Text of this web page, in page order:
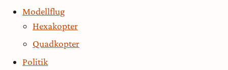
Modellflug
Hexakopter
Quadkopter
Politik